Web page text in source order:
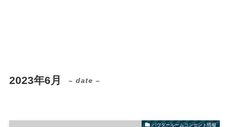
2023年6月 – date –
パウダールームコンセント情報